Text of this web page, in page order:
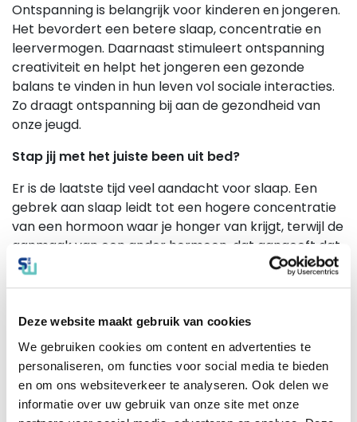
Deze website maakt gebruik van cookies
We gebruiken cookies om content en advertenties te
personaliseren, om functies voor social media te bieden
en om ons websiteverkeer te analyseren. Ook delen we
informatie over uw gebruik van onze site met onze
Ontspanning is belangrijk voor kinderen en jongeren.
Het bevordert een betere slaap, concentratie en
leervermogen. Daarnaast stimuleert ontspanning
creativiteit en helpt het jongeren een gezonde
balans te vinden in hun leven vol sociale interacties.
Zo draagt ontspanning bij aan de gezondheid van
onze jeugd.
Stap jij met het juiste been uit bed?
Er is de laatste tijd veel aandacht voor slaap. Een
gebrek aan slaap leidt tot een hogere concentratie
van een hormoon waar je honger van krijgt, terwijl de
aanmaak van een ander hormoon, dat aangeeft dat
je genoeg hebt gehad, wordt onderdrukt. Onderzoek
heeft uitgewezen dat slaaptekort bij kinderen kan
voldoende slapen?
Een vaste bedtijd voor kinderen en jongeren
instellen